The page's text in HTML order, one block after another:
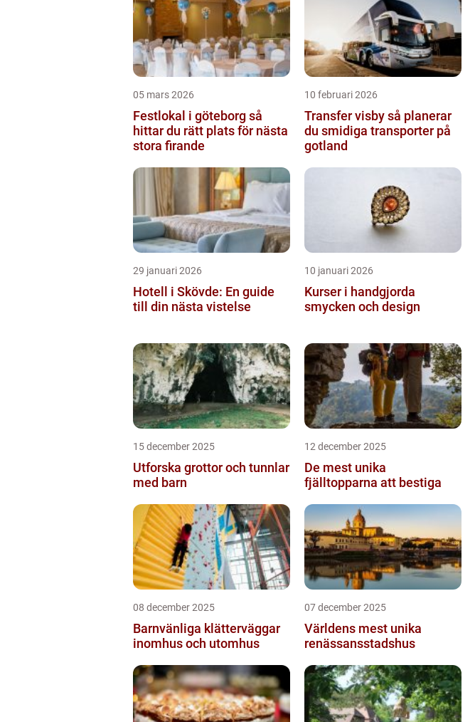
05 mars 2026
Festlokal i göteborg så
hittar du rätt plats för nästa
stora firande
10 februari 2026
Transfer visby så planerar
du smidiga transporter på
gotland
29 januari 2026
Hotell i Skövde: En guide
till din nästa vistelse
10 januari 2026
Kurser i handgjorda
smycken och design
15 december 2025
Utforska grottor och tunnlar
med barn
12 december 2025
De mest unika
fjälltopparna att bestiga
08 december 2025
Barnvänliga klätterväggar
inomhus och utomhus
07 december 2025
Världens mest unika
renässansstadshus